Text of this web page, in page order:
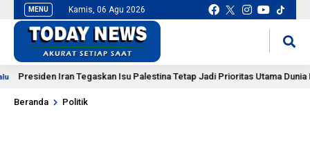
MENU Kamis, 06 Agu 2026
Iran Tegaskan Isu Palestina Tetap Jadi Prioritas Utama Dunia Islam
Beranda Politik